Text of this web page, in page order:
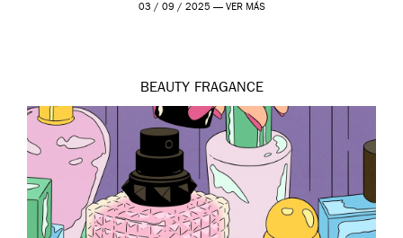
03 / 09 / 2025 — VER MÁS
BEAUTY FRAGANCE